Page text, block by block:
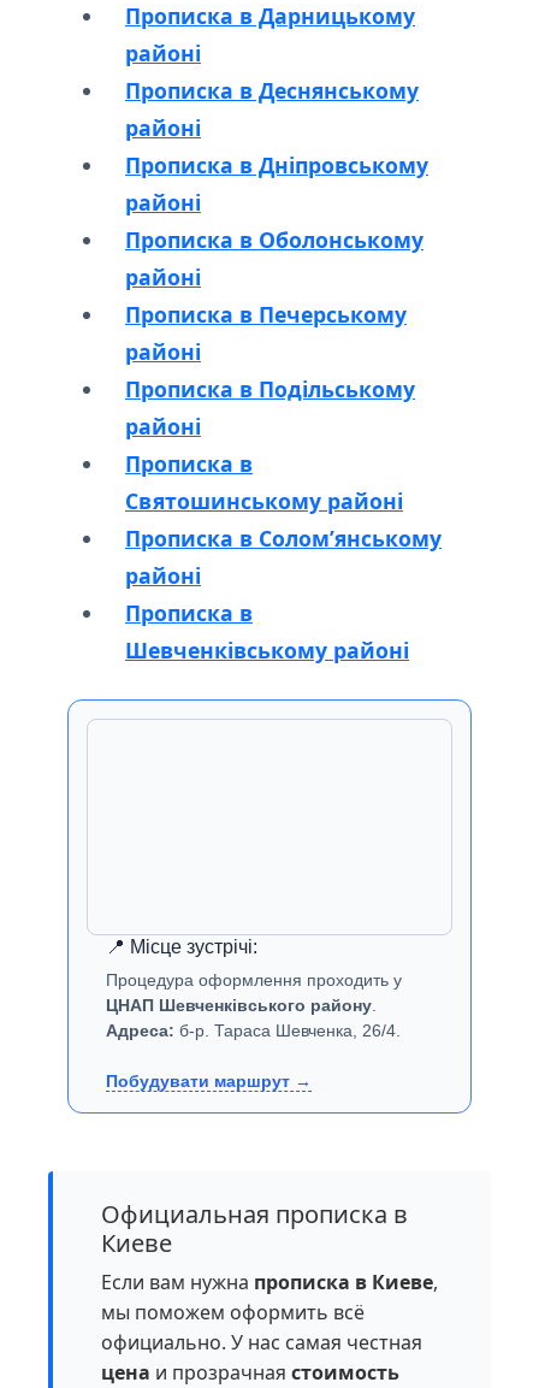
Прописка в Дарницькому
районі
Прописка в Деснянському
районі
Прописка в Дніпровському
районі
Прописка в Оболонському
районі
Прописка в Печерському
районі
Прописка в Подільському
районі
Прописка в
Святошинському районі
Прописка в Солом’янському
районі
Прописка в
Шевченківському районі
📍 Місце зустрічі:
Процедура оформлення проходить у
ЦНАП Шевченківського району.
Адреса: б-р. Тараса Шевченка, 26/4.
Побудувати маршрут →
Официальная прописка в
Киеве
Если вам нужна прописка в Киеве,
мы поможем оформить всё
официально. У нас самая честная
цена и прозрачная стоимость